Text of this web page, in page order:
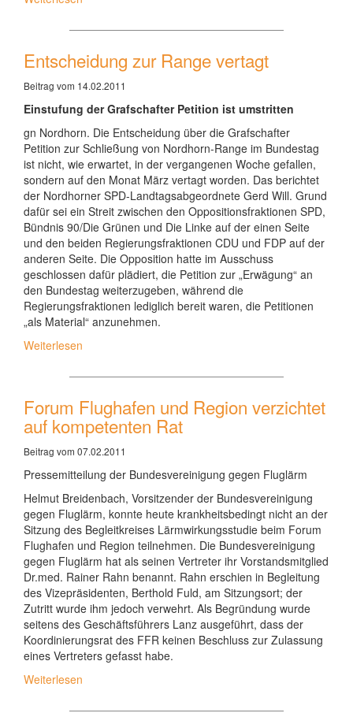
Entscheidung zur Range vertagt
Beitrag vom 14.02.2011
Einstufung der Grafschafter Petition ist umstritten
gn Nordhorn. Die Entscheidung über die Grafschafter
Petition zur Schließung von Nordhorn-Range im Bundestag
ist nicht, wie erwartet, in der vergangenen Woche gefallen,
sondern auf den Monat März vertagt worden. Das berichtet
der Nordhorner SPD-Landtagsabgeordnete Gerd Will. Grund
dafür sei ein Streit zwischen den Oppositionsfraktionen SPD,
Bündnis 90/Die Grünen und Die Linke auf der einen Seite
und den beiden Regierungsfraktionen CDU und FDP auf der
anderen Seite. Die Opposition hatte im Ausschuss
geschlossen dafür plädiert, die Petition zur „Erwägung“ an
den Bundestag weiterzugeben, während die
Regierungsfraktionen lediglich bereit waren, die Petitionen
„als Material“ anzunehmen.
Weiterlesen
Forum Flughafen und Region verzichtet
auf kompetenten Rat
Beitrag vom 07.02.2011
Pressemitteilung der Bundesvereinigung gegen Fluglärm
Helmut Breidenbach, Vorsitzender der Bundesvereinigung
gegen Fluglärm, konnte heute krankheitsbedingt nicht an der
Sitzung des Begleitkreises Lärmwirkungsstudie beim Forum
Flughafen und Region teilnehmen. Die Bundesvereinigung
gegen Fluglärm hat als seinen Vertreter ihr Vorstandsmitglied
Dr.med. Rainer Rahn benannt. Rahn erschien in Begleitung
des Vizepräsidenten, Berthold Fuld, am Sitzungsort; der
Zutritt wurde ihm jedoch verwehrt. Als Begründung wurde
seitens des Geschäftsführers Lanz ausgeführt, dass der
Koordinierungsrat des FFR keinen Beschluss zur Zulassung
eines Vertreters gefasst habe.
Weiterlesen